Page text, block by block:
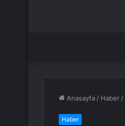
Anasayfa / Haber /
Haber